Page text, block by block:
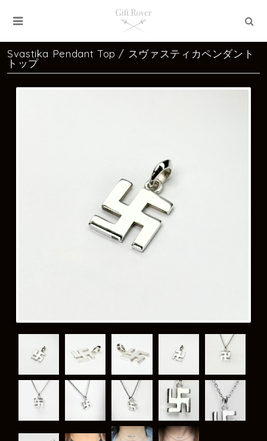
Svastika Pendant Top / スヴァスティカペンダント
トップ